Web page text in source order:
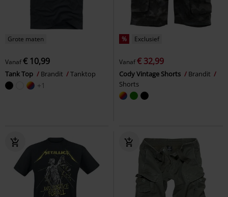
Grote maten
Vanaf€ 10,99
Tank Top Brandit Tanktop
+1
% Exclusief
Vanaf€ 32,99
Cody Vintage Shorts
Brandit
Shorts